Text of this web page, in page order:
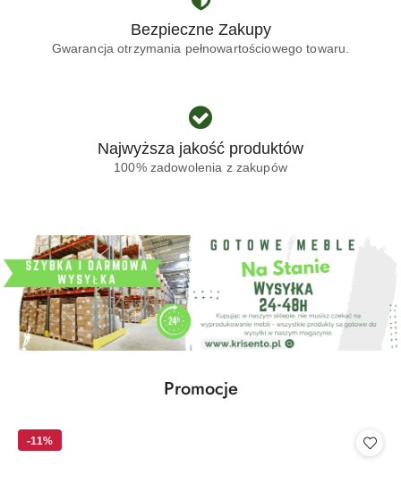
Bezpieczne Zakupy
Gwarancja otrzymania pełnowartościowego towaru.
Najwyższa jakość produktów
100% zadowolenia z zakupów
Pomiń karuzelę produktów
Produkty
Promocje
-11%